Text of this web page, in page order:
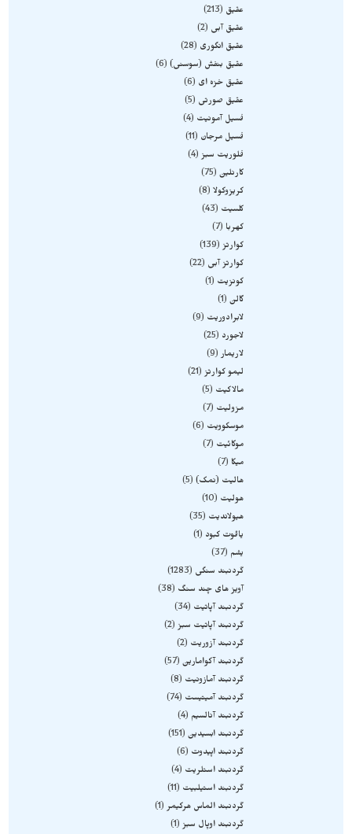
عقیق
213
عقیق آبی
2
عقیق انگوری
28
عقیق بنفش (سوسنی) 6
عقیق خزه ای
6
عقیق صورتی
5
فسیل آمونیت
4
فسیل مرجان
11
فلوریت سبز 4
کارنلین 75
کریزوکولا 8
کلسیت
43
کهربا
7
کوارتز 139
کوارتز آبی
22
کونزیت
1
گالن 1
لابرادوریت
9
لاجورد
25
لاریمار 9
لیمو کوارتز 21
مالاکیت
5
مزولیت
7
موسکوویت
6
موکائیت
7
میکا
7
هالیت (نمک) 5
هولیت
10
هیولاندیت
35
یاقوت کبود
1
یشم
37
گردنبند سنگی
1283
آویز های چند سنگ
38
گردنبند آپاتیت
34
گردنبند آپاتیت سبز 2
گردنبند آزوریت
2
گردنبند آکوامارین 57
گردنبند آمازونیت
8
گردنبند آمیتیست
74
گردنبند آنالسیم
4
گردنبند ابسیدین 151
گردنبند اپیدوت
6
گردنبند استلریت
4
گردنبند استیلبیت
11
گردنبند الماس هرکیمر 1
گردنبند اوپال سبز 1